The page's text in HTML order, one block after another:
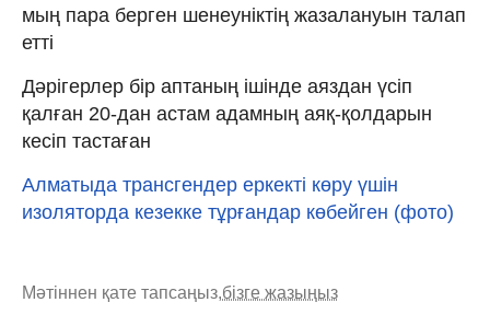
мың пара берген шенеуніктің жазалануын талап
етті
Дәрігерлер бір аптаның ішінде аяздан үсіп
қалған 20-дан астам адамның аяқ-қолдарын
кесіп тастаған
Алматыда трансгендер еркекті көру үшін
изоляторда кезекке тұрғандар көбейген (фото)
Мәтіннен қате тапсаңыз,бізге жазыңыз